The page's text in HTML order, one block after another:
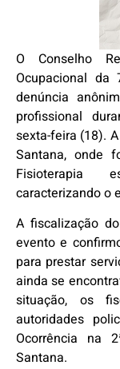
O Conselho
Ocupacional da
denúncia
profissional
sexta-feira (18).
Santana, onde
Fisioterapia
caracterizando o
A fiscalização
evento e
para prestar
ainda se
situação, os
autoridades
Ocorrência na
Santana.